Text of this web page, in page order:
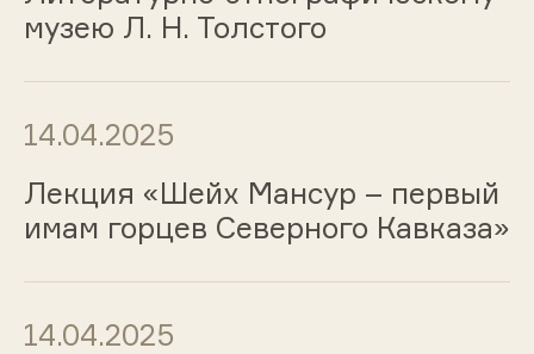
музею Л. Н. Толстого
14.04.2025
Лекция «Шейх Мансур – первый
имам горцев Северного Кавказа»
14.04.2025